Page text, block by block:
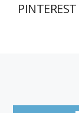
PINTEREST